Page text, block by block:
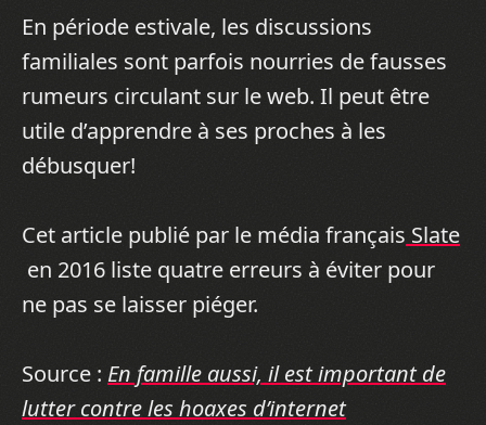
En période estivale, les discussions
familiales sont parfois nourries de fausses
rumeurs circulant sur le web. Il peut être
utile d’apprendre à ses proches à les
débusquer!
Cet article publié par le média français Slate
en 2016 liste quatre erreurs à éviter pour
ne pas se laisser piéger.
Source : En famille aussi, il est important de
lutter contre les hoaxes d’internet